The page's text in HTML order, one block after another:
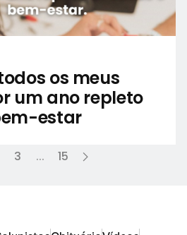
os meus
um ano repleto
estar
3 ... 15